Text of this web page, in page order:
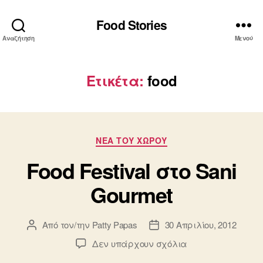
Αναζήτηση
Food Stories
Μενού
Ετικέτα: food
Κατηγορίες
ΝΕΑ ΤΟΥ ΧΩΡΟΥ
Food Festival στο Sani
Gourmet
Συντάκτης
Από τον/την Patty Papas
Ημ.
δημοσίευσης
30 Απριλίου, 2012
Δεν υπάρχουν σχόλια